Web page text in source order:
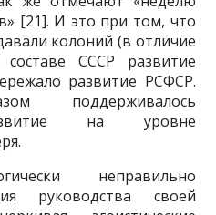
[21]. И это при том, что
колоний (в отличие
СССР развитие
раз­витие РСФСР.
поддерживалось
на уровне
неправильно
руко­водства своей